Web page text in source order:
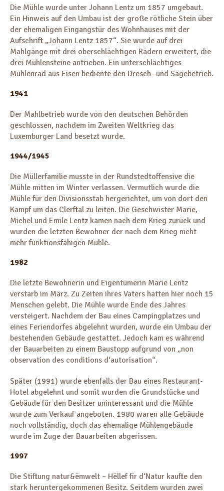
Die Mühle wurde unter Johann Lentz um 1857 umgebaut.
Ein Hinweis auf den Umbau ist der große rötliche Stein über
der ehemaligen Eingangstür des Wohnhauses mit der
Aufschrift „Johann Lentz 1857“. Sie wurde auf drei
Mahlgänge mit drei oberschlächtigen Rädern erweitert, die
drei Mühlensteine antrieben. Ein unterschlächtiges
Mühlenrad aus Eisen bediente den Dresch- und Sägebetrieb.
1941
Der Mahlbetrieb wurde von den deutschen Behörden
geschlossen, nachdem im Zweiten Weltkrieg das
Luxemburger Land besetzt wurde.
1944/1945
Die Müllerfamilie musste in der Rundstedtoffensive die
Mühle mitten im Winter verlassen. Vermutlich wurde die
Mühle für den Divisionsstab hergerichtet, um von dort den
Kampf um das Clerftal zu leiten. Die Geschwister Marie,
Michel und Emile Lentz kamen nach dem Krieg zurück und
wurden die letzten Bewohner der nach dem Krieg nicht
mehr funktionsfähigen Mühle.
1982
Die letzte Bewohnerin und Eigentümerin Marie Lentz
verstarb im März. Zu Zeiten ihres Vaters hatten hier noch 15
Menschen gelebt. Die Mühle wurde Ende des Jahres
versteigert. Nachdem der Bau eines Campingplatzes und
eines Feriendorfes abgelehnt wurden, wurde ein Umbau der
bestehenden Gebäude gestattet. Jedoch kam es während
der Bauarbeiten zu einem Baustopp aufgrund von „non
observation des conditions d‘autorisation“.
Später (1991) wurde ebenfalls der Bau eines Restaurant-
Hotel abgelehnt und somit wurden die Grundstücke und
Gebäude für den Besitzer uninteressant und die Mühle
wurde zum Verkauf angeboten. 1980 waren alle Gebäude
noch vollständig, doch das ehemalige Mühlengebäude
wurde im Zuge der Bauarbeiten abgerissen.
1997
Die Stiftung natur&ëmwelt – Hëllef fir d‘Natur kaufte den
stark heruntergekommenen Besitz. Seitdem wurden zwei